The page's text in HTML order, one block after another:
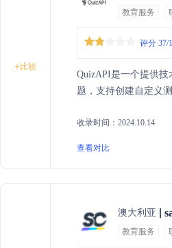
+比较
教育服务
评分 37/
QuizAPI是一个提供
题，支持创建自定义
收录时间：2024.10.14
查看对比
澳大利亚
教育服务